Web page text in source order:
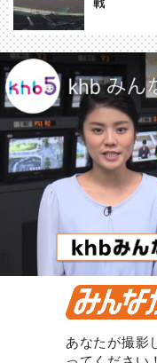
戦
あなたが撮影